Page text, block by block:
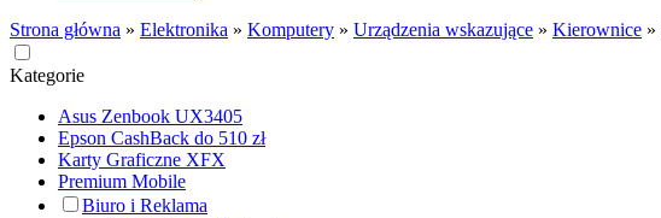
Strona główna » Elektronika » Komputery » Urządzenia wskazujące » Kierownice »
Kategorie
Asus Zenbook UX3405
Epson CashBack do 510 zł
Karty Graficzne XFX
Premium Mobile
Biuro i Reklama